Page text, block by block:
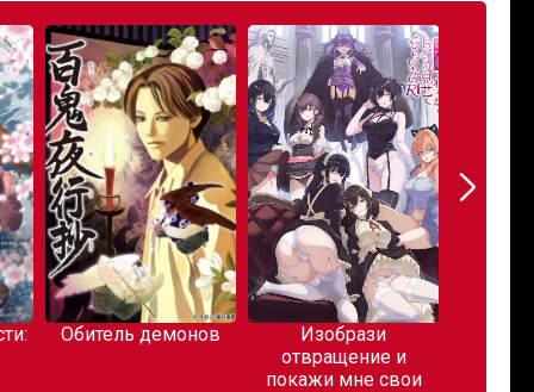
демонов
Изобрази
отвращение и
покажи мне свои
Король ночи